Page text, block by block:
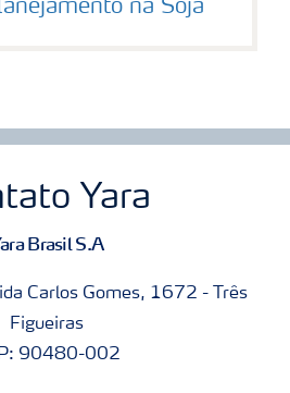
na Soja
Yara
Brasil S.A
Carlos Gomes, 1672 - Três
Figueiras
90480-002